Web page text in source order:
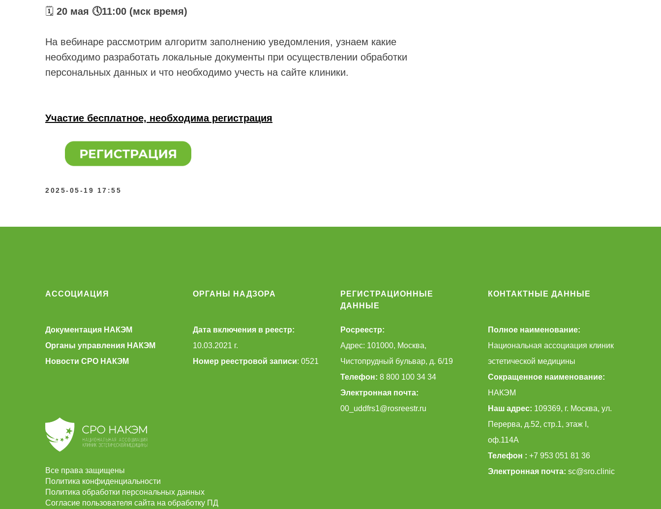
🗓 20 мая 🕔11:00 (мск время)
На вебинаре рассмотрим алгоритм заполнению уведомления, узнаем какие
необходимо разработать локальные документы при осуществлении обработки
персональных данных и что необходимо учесть на сайте клиники.
Участие бесплатное, необходима регистрация
2025-05-19 17:55
АССОЦИАЦИЯ
Документация НАКЭМ
Органы управления НАКЭМ
Новости СРО НАКЭМ
РЕГИСТРАЦИОННЫЕ
ДАННЫЕ
Росреестр:
Адрес: 101000, Москва,
Чистопрудный бульвар, д. 6/19
Телефон: 8 800 100 34 34
Электронная почта:
00_uddfrs1@rosreestr.ru
ОРГАНЫ НАДЗОРА
Дата включения в реестр:
10.03.2021 г.
Номер реестровой записи: 0521
КОНТАКТНЫЕ ДАННЫЕ
Полное наименование:
Национальная ассоциация клиник
эстетической медицины
Сокращенное наименование:
НАКЭМ
Наш адрес: 109369, г. Москва, ул.
Перерва, д.52, стр.1, этаж I,
оф.114А
Телефон : +7 953 051 81 36
Электронная почта: sc@sro.clinic
Все права защищены
Политика конфиденциальности
Политика обработки персональных данных
Согласие пользователя сайта на обработку ПД